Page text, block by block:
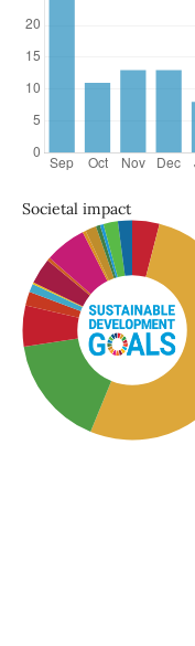
Societal impact